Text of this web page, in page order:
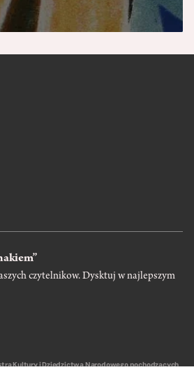
czytelnikow. Dysktuj w najlepszym
Kultury i Dziedzictwa Narodowego pochodzących